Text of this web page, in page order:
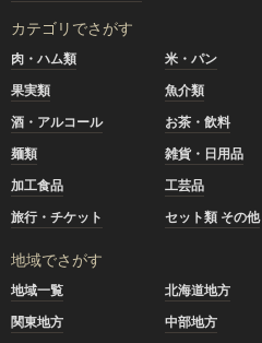
カテゴリでさがす
肉・ハム類 米・パン
果実類
魚介類
酒・アルコール
お茶・飲料
麺類
雑貨・日用品
加工食品
工芸品
旅行・チケット
セット類 その他
地域でさがす
地域一覧 北海道地方
関東地方
中部地方